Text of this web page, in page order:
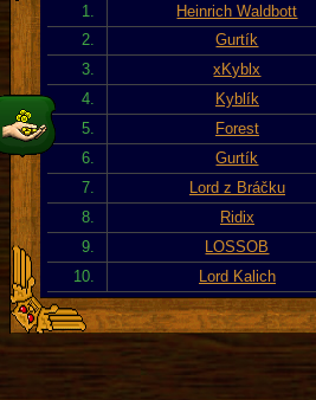
1.
Heinrich Waldbott
2.
Gurtík
3.
xKyblx
4.
Kyblík
5.
Forest
6.
Gurtík
7.
Lord z Bráčku
8.
Ridix
9.
LOSSOB
10.
Lord Kalich